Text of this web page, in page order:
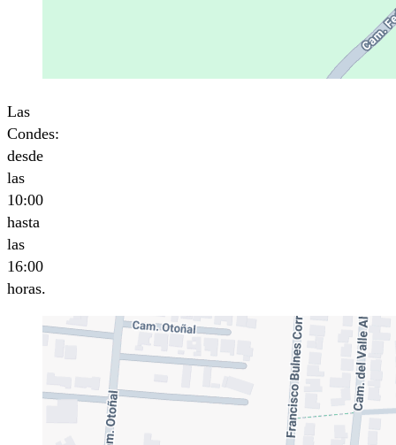
Las
Condes:
desde
las
10:00
hasta
las
16:00
horas.